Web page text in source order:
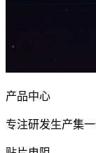
产品中心
专注研发生产集